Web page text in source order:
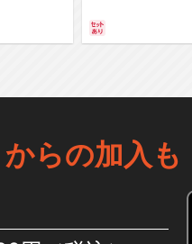
らの加入も